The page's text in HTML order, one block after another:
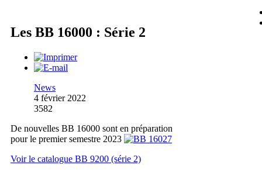
Les BB 16000 : Série 2
News
4 février 2022
3582
De nouvelles BB 16000 sont en préparation
pour le premier semestre 2023
Voir le catalogue BB 9200 (série 2)